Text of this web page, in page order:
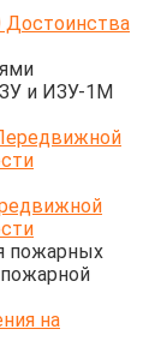
Достоинства
и ИЗУ-1М
пожарных